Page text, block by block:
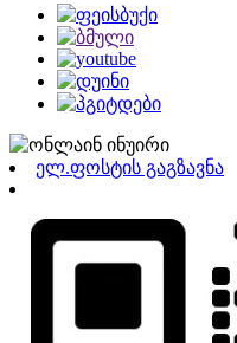
ელ.ფოსტის გაგზავნა